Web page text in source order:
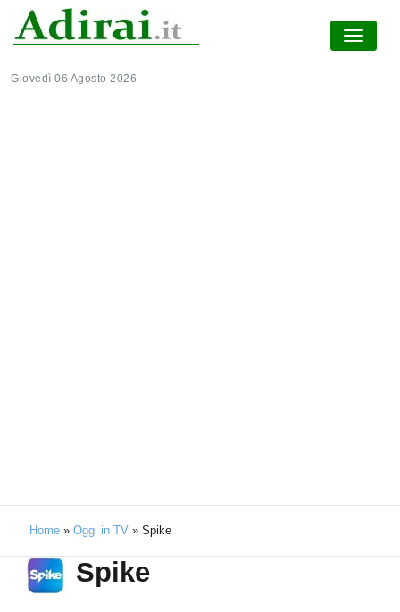
Giovedì 06 Agosto 2026
Home » Oggi in TV » Spike
Spike